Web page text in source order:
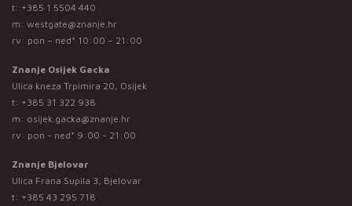
t: +385 1 5504 440
m: westgate@znanje.hr
rv: pon – ned* 10:00 – 21:00
Znanje Osijek Gacka
Ulica kneza Trpimira 20, Osijek
t: +385 31 322 938
m: osijek.gacka@znanje.hr
rv: pon - ned* 9:00 - 21:00
Znanje Bjelovar
Ulica Frana Supila 3, Bjelovar
t: +385 43 295 718